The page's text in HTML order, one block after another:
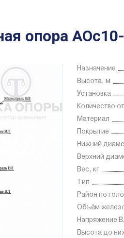
опора
Назначение
Высота, м
Установка
Количество
Материал
Покрытие
Нижний
Верхний
Вес, кг
Тип
Район по
Объём
Напряжение
Высота до